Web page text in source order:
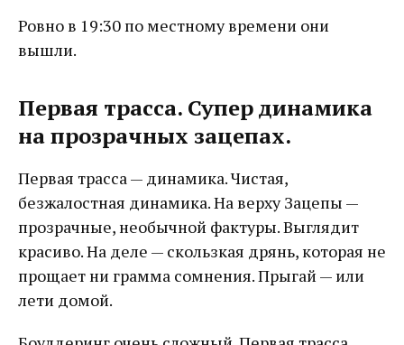
Ровно в 19:30 по местному времени они
вышли.
Первая трасса. Супер динамика
на прозрачных зацепах.
Первая трасса — динамика. Чистая,
безжалостная динамика. На верху Зацепы —
прозрачные, необычной фактуры. Выглядит
красиво. На деле — скользкая дрянь, которая не
прощает ни грамма сомнения. Прыгай — или
лети домой.